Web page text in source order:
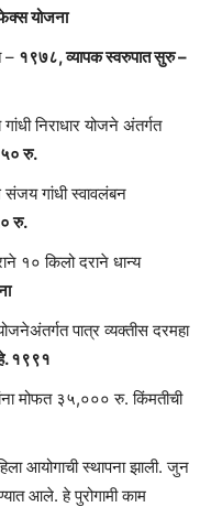
योजना
– १९७८, व्यापक स्वरुपात सुरु –
निराधार योजने अंतर्गत
रु.
संजय गांधी स्वावलंबन
रु.
१० किलो दराने धान्य
पात्र व्यक्तीस दरमहा
१९९१
मोफत ३५,००० रु. किंमतीची
आयोगाची स्थापना झाली. जुन
आले. हे पुरोगामी काम